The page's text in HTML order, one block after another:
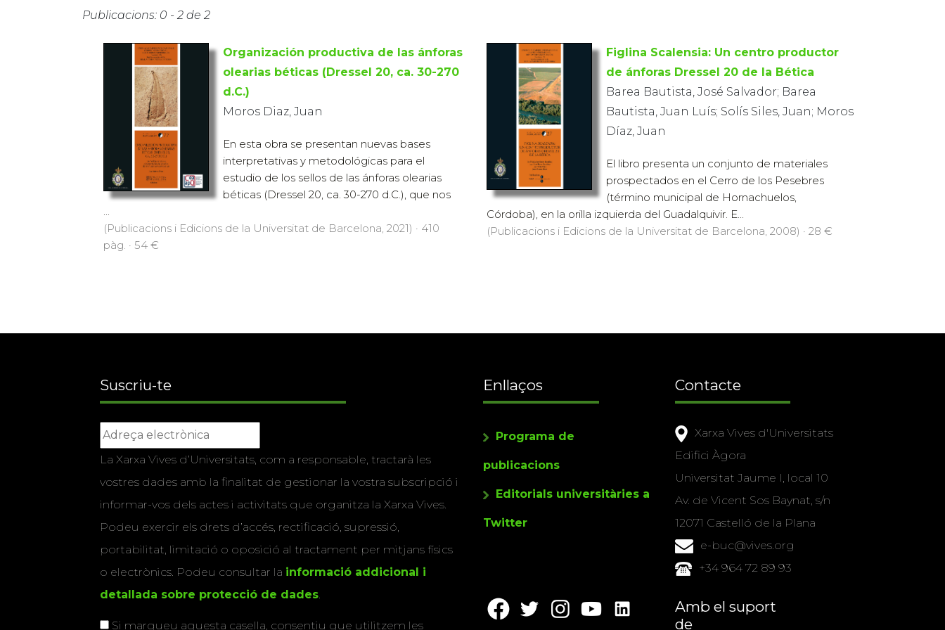
Publicacions: 0 - 2 de 2
Organización productiva de las ánforas
olearias béticas (Dressel 20, ca. 30-270
d.C.)
Moros Diaz, Juan
En esta obra se presentan nuevas bases
interpretativas y metodológicas para el
estudio de los sellos de las ánforas olearias
béticas (Dressel 20, ca. 30-270 d.C.), que nos
...
(Publicacions i Edicions de la Universitat de Barcelona, 2021) · 410
pàg. · 54 €
Figlina Scalensia: Un centro productor
de ánforas Dressel 20 de la Bética
Barea Bautista, José Salvador; Barea
Bautista, Juan Luís; Solís Siles, Juan; Moros
Díaz, Juan
El libro presenta un conjunto de materiales
prospectados en el Cerro de los Pesebres
(término municipal de Hornachuelos,
Córdoba), en la orilla izquierda del Guadalquivir. E...
(Publicacions i Edicions de la Universitat de Barcelona, 2008) · 28 €
Suscriu-te
La Xarxa Vives d’Universitats, com a responsable, tractarà les
vostres dades amb la finalitat de gestionar la vostra subscripció i
informar-vos dels actes i activitats que organitza la Xarxa Vives.
Podeu exercir els drets d’accés, rectificació, supressió,
portabilitat, limitació o oposició al tractament per mitjans físics
o electrònics. Podeu consultar la informació addicional i
detallada sobre protecció de dades.
Si marqueu aquesta casella, consentiu que utilitzem les
Enllaços
Programa de
publicacions
Editorials universitàries a
Twitter
Contacte
Xarxa Vives d'Universitats
Edifici Àgora
Universitat Jaume I, local 10
Av. de Vicent Sos Baynat, s/n
12071 Castelló de la Plana
e-buc@vives.org
+34 964 72 89 93
Amb el suport
de